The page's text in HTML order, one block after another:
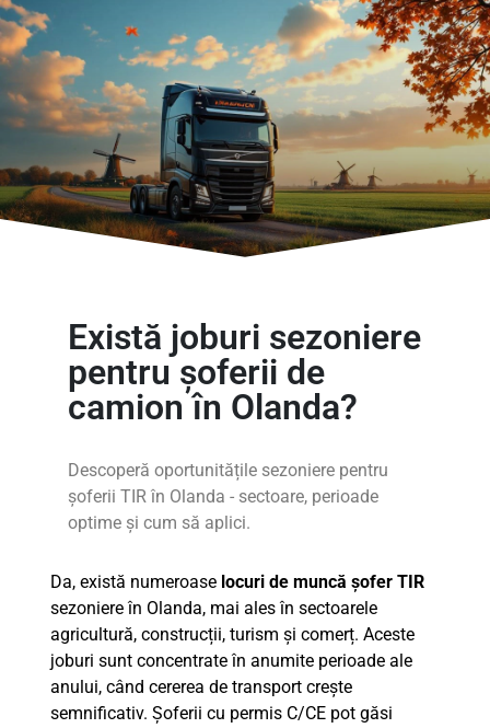
Există joburi sezoniere
pentru șoferii de
camion în Olanda?
Descoperă oportunitățile sezoniere pentru
șoferii TIR în Olanda - sectoare, perioade
optime și cum să aplici.
Da, există numeroase locuri de muncă șofer TIR
sezoniere în Olanda, mai ales în sectoarele
agricultură, construcții, turism și comerț. Aceste
joburi sunt concentrate în anumite perioade ale
anului, când cererea de transport crește
semnificativ. Șoferii cu permis C/CE pot găsi